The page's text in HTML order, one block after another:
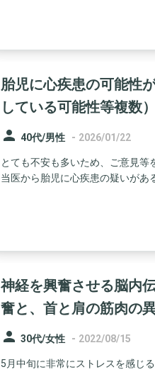
胎児に心疾患の可能性
している可能性等複数）
person 40代/男性 - 2026/01/22
とても不安も多いため、ご意見等
当医から胎児に心疾患の疑いがあ
神経を興奮させる脳内
奮と、首と肩の筋肉の
person 30代/女性 - 2022/08/15
5月中旬に非常にストレスを感じ